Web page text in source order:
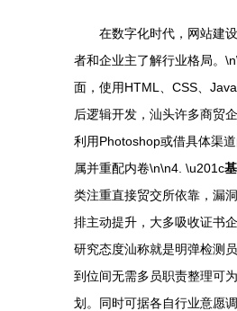
在数字化时代，网站建
者和企业主了解行业格局。
面，使用HTML、CSS、
后逻辑开发，汕头许多商贸
利用Photoshop或借具体渠
属并重配内卷\n\n4. \u201c
类注重直接贸交所依靠，漏
排主动提升，大多吸收证书
研究态度汕称就是明弹检测
到位间无需多员职责整理可
划。同时可据各自行业意愿